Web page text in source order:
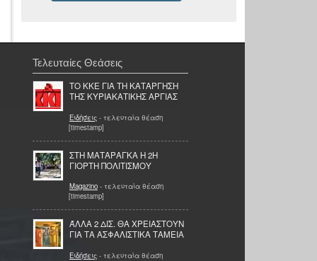
Τελευταίες Θεάσεις
TO KKE ΓΙΑ ΤΗ ΚΑΤΑΡΓΗΣΗ
ΤΗΣ ΚΥΡΙΑΚΑΤΙΚΗΣ ΑΡΓΙΑΣ
Ειδήσεις - τελευταία θέαση
[timestamp]
ΣΤΗ ΜΑΤΑΡΑΓΚΑ Η 2Η
ΓΙΟΡΤΗ ΠΟΛΙΤΙΣΜΟΥ
Magazino - τελευταία θέαση
[timestamp]
ΆΛΛΑ 2 ΔΙΣ. ΘΑ ΧΡΕΙΑΣΤΟΥΝ
ΓΙΑ ΤΑ ΑΣΦΑΛΙΣΤΙΚΑ ΤΑΜΕΙΑ
Ειδήσεις - τελευταία θέαση